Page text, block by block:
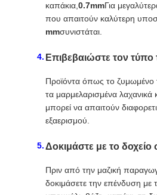
καπάκια,0.7mmΓια
που απαιτούν καλύτερη
mmσυνιστάται.
Επιβεβαιώστε τον τύπο
Προϊόντα όπως το ζυμωμένο
τα μαρμελαρισμένα λαχανικά
μπορεί να απαιτούν
εξαερισμού.
Δοκιμάστε με το δοχείο
Πριν από την μαζική
δοκιμάσετε την επένδυση με